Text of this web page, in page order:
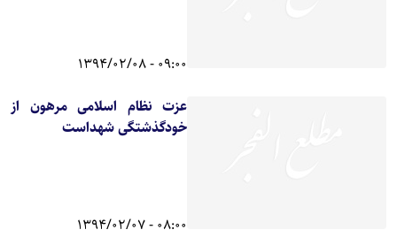
09:00 - 1394/02/08
عزت نظام اسلامی مرهون از
خودگذشتگی شهداست
08:00 - 1394/02/07